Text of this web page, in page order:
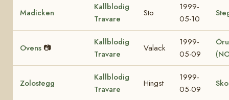
Madicken
Kallblodig
Travare
Sto
1999-
05-10
Ovens 📷
Kallblodig
Travare
Valack
1999-
05-09
Zolostegg
Kallblodig
Travare
Hingst
1999-
05-09